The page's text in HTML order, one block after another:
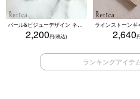
2,200 2,640